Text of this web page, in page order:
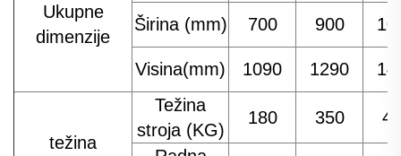
Ukupne
dimenzije
Širina (mm) 700 900
Visina(mm) 1090 1290
težina
Težina
stroja (KG)
180 350